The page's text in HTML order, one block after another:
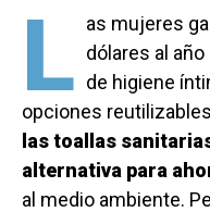
L as mujeres
dólares al
de higiene
opciones
las toallas
alternativa para
al medio ambiente.